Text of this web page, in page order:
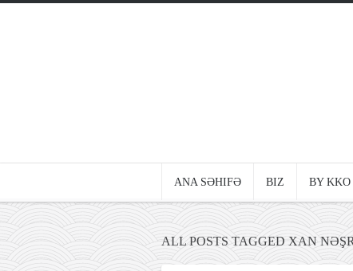
ANA SƏHIFƏ BIZ BY KKO
ALL POSTS TAGGED XAN